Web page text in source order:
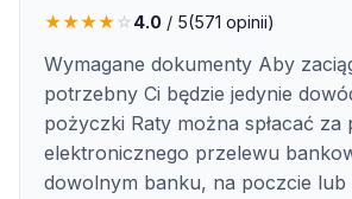
★★★★☆4.0 / 5(571 opinii)
Wymagane dokumenty Aby
potrzebny Ci będzie jedynie
pożyczki Raty można spłacać za
elektronicznego przelewu
dowolnym banku, na poczcie lub